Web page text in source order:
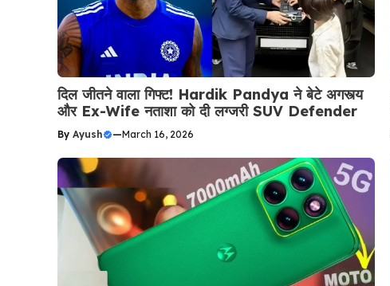
दिल जीतने वाला गिफ्ट! Hardik Pandya ने बेटे अगस्त्य
और Ex-Wife नताशा को दी लग्जरी SUV Defender
By Ayush —March 16, 2026